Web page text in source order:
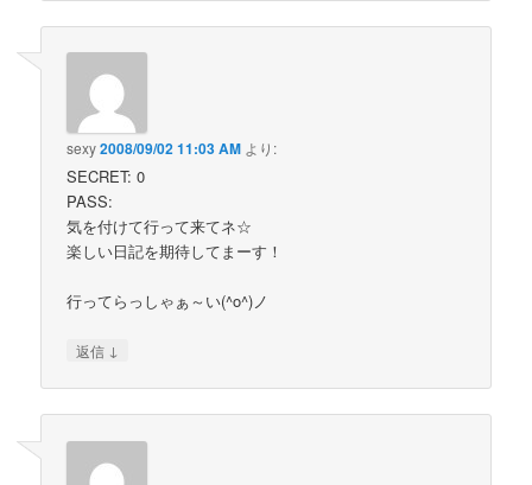
sexy2008/09/02 11:03 AM より:
SECRET: 0
PASS:
気を付けて行って来てネ☆
楽しい日記を期待してまーす！
行ってらっしゃぁ～い(^o^)ノ
返信 ↓